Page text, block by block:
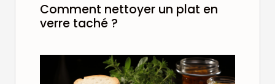
Comment nettoyer un plat en
verre taché ?